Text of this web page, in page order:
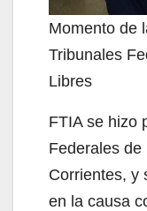
Momento de
Tribunales
Libres
FTIA se hizo
Federales de
Corrientes, y
en la causa